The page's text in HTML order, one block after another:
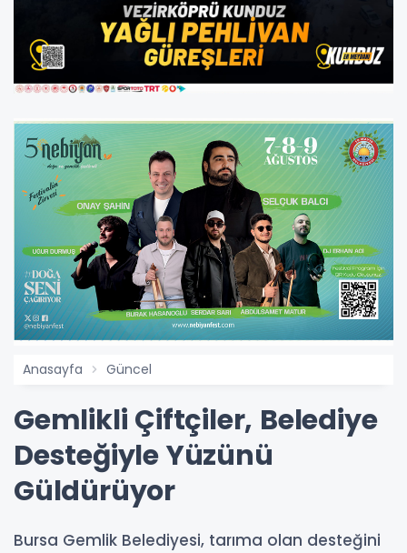
Anasayfa Güncel
Gemlikli Çiftçiler, Belediye
Desteğiyle Yüzünü
Güldürüyor
Bursa Gemlik Belediyesi, tarıma olan desteğini